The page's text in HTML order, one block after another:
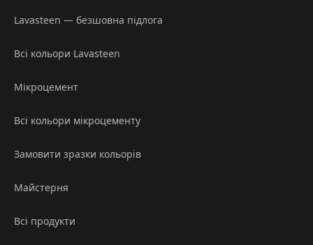
Lavasteen — безшовна підлога
Всі кольори Lavasteen
Мікроцемент
Всі кольори мікроцементу
Замовити зразки кольорів
Майстерня
Всі продукти